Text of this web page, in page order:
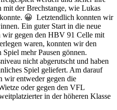
mit der Brechstange, wie Lukas
😀 Letztendlich konnten wir
Ein guter Start in die neue
wir gegen den HBV 91 Celle mit
waren, konnten wir den
Spiel mehr Pausen gönnen.
nicht abgerutscht und haben
Spiel geliefert. Am darauf
wir entweder gegen die
oder gegen den VFL
in der höheren Klasse